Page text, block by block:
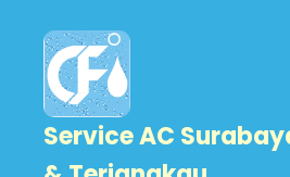
Service AC